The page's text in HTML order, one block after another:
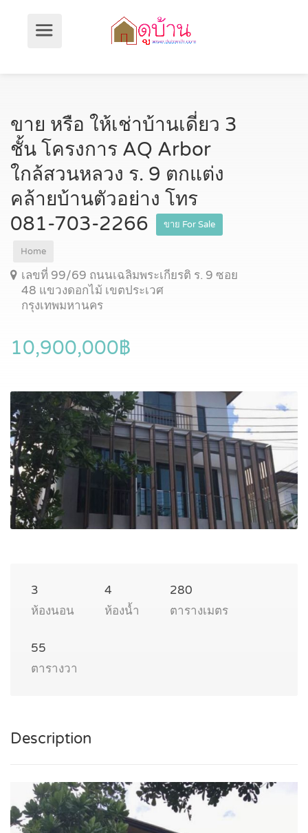
ขาย หรือ ให้เช่าบ้านเดี่ยว 3
ชั้น โครงการ AQ Arbor
ใกล้สวนหลวง ร. 9 ตกแต่ง
คล้ายบ้านตัวอย่าง โทร
081-703-2266
ขาย For Sale
Home
เลขที่ 99/69 ถนนเฉลิมพระเกียรติ ร. 9 ซอย
48 แขวงดอกไม้ เขตประเวศ
กรุงเทพมหานคร
10,900,000฿
3
ห้องนอน
4
ห้องน้ำ
280
ตารางเมตร
55
ตารางวา
Description